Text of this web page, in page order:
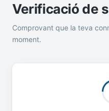
Verificació de
Comprovant que la teva
moment.